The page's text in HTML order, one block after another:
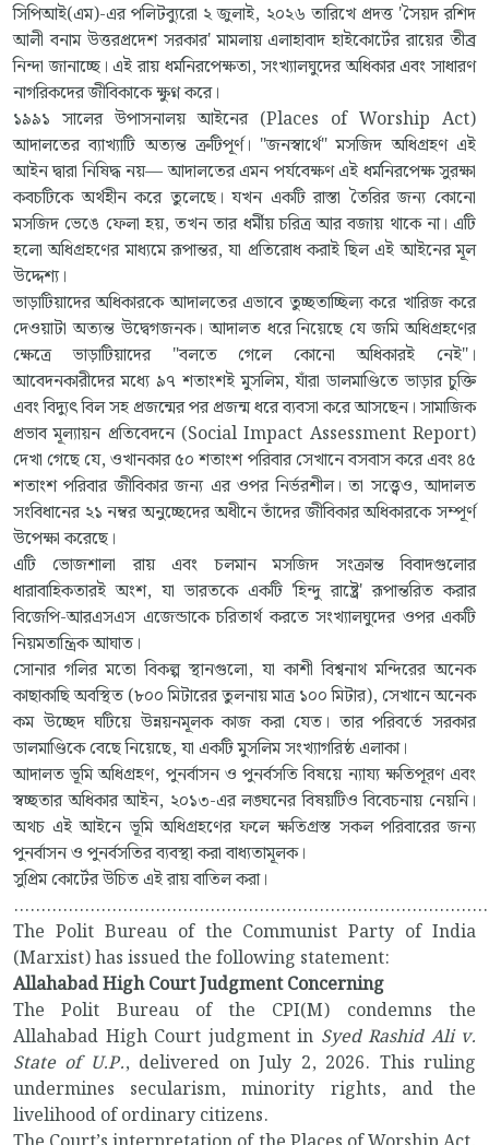
সিপিআই(এম)-এর পলিটব্যুরো ২ জুলাই, ২০২৬ তারিখে প্রদত্ত 'সৈয়দ রশিদ
আলী বনাম উত্তরপ্রদেশ সরকার' মামলায় এলাহাবাদ হাইকোর্টের রায়ের তীব্র
নিন্দা জানাচ্ছে। এই রায় ধর্মনিরপেক্ষতা, সংখ্যালঘুদের অধিকার এবং সাধারণ
নাগরিকদের জীবিকাকে ক্ষুণ্ন করে।
১৯৯১ সালের উপাসনালয় আইনের (Places of Worship Act)
আদালতের ব্যাখ্যাটি অত্যন্ত ত্রুটিপূর্ণ। "জনস্বার্থে" মসজিদ অধিগ্রহণ এই
আইন দ্বারা নিষিদ্ধ নয়— আদালতের এমন পর্যবেক্ষণ এই ধর্মনিরপেক্ষ সুরক্ষা
কবচটিকে অর্থহীন করে তুলেছে। যখন একটি রাস্তা তৈরির জন্য কোনো
মসজিদ ভেঙে ফেলা হয়, তখন তার ধর্মীয় চরিত্র আর বজায় থাকে না। এটি
হলো অধিগ্রহণের মাধ্যমে রূপান্তর, যা প্রতিরোধ করাই ছিল এই আইনের মূল
উদ্দেশ্য।
ভাড়াটিয়াদের অধিকারকে আদালতের এভাবে তুচ্ছতাচ্ছিল্য করে খারিজ করে
দেওয়াটা অত্যন্ত উদ্বেগজনক। আদালত ধরে নিয়েছে যে জমি অধিগ্রহণের
ক্ষেত্রে ভাড়াটিয়াদের "বলতে গেলে কোনো অধিকারই নেই"।
আবেদনকারীদের মধ্যে ৯৭ শতাংশই মুসলিম, যাঁরা ডালমাণ্ডিতে ভাড়ার চুক্তি
এবং বিদ্যুৎ বিল সহ প্রজন্মের পর প্রজন্ম ধরে ব্যবসা করে আসছেন। সামাজিক
প্রভাব মূল্যায়ন প্রতিবেদনে (Social Impact Assessment Report)
দেখা গেছে যে, ওখানকার ৫০ শতাংশ পরিবার সেখানে বসবাস করে এবং ৪৫
শতাংশ পরিবার জীবিকার জন্য এর ওপর নির্ভরশীল। তা সত্ত্বেও, আদালত
সংবিধানের ২১ নম্বর অনুচ্ছেদের অধীনে তাঁদের জীবিকার অধিকারকে সম্পূর্ণ
উপেক্ষা করেছে।
এটি ভোজশালা রায় এবং চলমান মসজিদ সংক্রান্ত বিবাদগুলোর
ধারাবাহিকতারই অংশ, যা ভারতকে একটি 'হিন্দু রাষ্ট্রে' রূপান্তরিত করার
বিজেপি-আরএসএস এজেন্ডাকে চরিতার্থ করতে সংখ্যালঘুদের ওপর একটি
নিয়মতান্ত্রিক আঘাত।
সোনার গলির মতো বিকল্প স্থানগুলো, যা কাশী বিশ্বনাথ মন্দিরের অনেক
কাছাকাছি অবস্থিত (৮০০ মিটারের তুলনায় মাত্র ১০০ মিটার), সেখানে অনেক
কম উচ্ছেদ ঘটিয়ে উন্নয়নমূলক কাজ করা যেত। তার পরিবর্তে সরকার
ডালমাণ্ডিকে বেছে নিয়েছে, যা একটি মুসলিম সংখ্যাগরিষ্ঠ এলাকা।
আদালত ভূমি অধিগ্রহণ, পুনর্বাসন ও পুনর্বসতি বিষয়ে ন্যায্য ক্ষতিপূরণ এবং
স্বচ্ছতার অধিকার আইন, ২০১৩-এর লঙ্ঘনের বিষয়টিও বিবেচনায় নেয়নি।
অথচ এই আইনে ভূমি অধিগ্রহণের ফলে ক্ষতিগ্রস্ত সকল পরিবারের জন্য
পুনর্বাসন ও পুনর্বসতির ব্যবস্থা করা বাধ্যতামূলক।
সুপ্রিম কোর্টের উচিত এই রায় বাতিল করা।
The Polit Bureau of the Communist Party of India
(Marxist) has issued the following statement:
Allahabad High Court Judgment Concerning
The Polit Bureau of the CPI(M) condemns the
Allahabad High Court judgment in Syed Rashid Ali v.
State of U.P., delivered on July 2, 2026. This ruling
undermines secularism, minority rights, and the
livelihood of ordinary citizens.